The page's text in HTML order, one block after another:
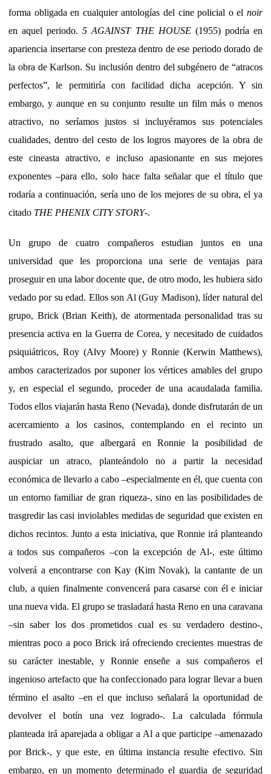
forma obligada en cualquier antologías del cine policial o el noir
en aquel periodo.5 AGAINST THE HOUSE(1955) podría en
apariencia insertarse con presteza dentro de ese periodo dorado de
la obra de Karlson. Su inclusión dentro del subgénero de “atracos
perfectos”, le permitiría con facilidad dicha acepción. Y sin
embargo, y aunque en su conjunto resulte un film más o menos
atractivo, no seríamos justos si incluyéramos sus potenciales
cualidades, dentro del cesto de los logros mayores de la obra de
este cineasta atractivo, e incluso apasionante en sus mejores
exponentes –para ello, solo hace falta señalar que el título que
rodaría a continuación, sería uno de los mejores de su obra, el ya
citado THE PHENIX CITY STORY-.
Un grupo de cuatro compañeros estudian juntos en una
universidad que les proporciona una serie de ventajas para
proseguir en una labor docente que, de otro modo, les hubiera sido
vedado por su edad. Ellos son Al (Guy Madison), líder natural del
grupo, Brick (Brian Keith), de atormentada personalidad tras su
presencia activa en la Guerra de Corea, y necesitado de cuidados
psiquiátricos, Roy (Alvy Moore) y Ronnie (Kerwin Matthews),
ambos caracterizados por suponer los vértices amables del grupo
y, en especial el segundo, proceder de una acaudalada familia.
Todos ellos viajarán hasta Reno (Nevada), donde disfrutarán de un
acercamiento a los casinos, contemplando en el recinto un
frustrado asalto, que albergará en Ronnie la posibilidad de
auspiciar un atraco, planteándolo no a partir la necesidad
económica de llevarlo a cabo –especialmente en él, que cuenta con
un entorno familiar de gran riqueza-, sino en las posibilidades de
trasgredir las casi inviolables medidas de seguridad que existen en
dichos recintos. Junto a esta iniciativa, que Ronnie irá planteando
a todos sus compañeros –con la excepción de Al-, este último
volverá a encontrarse con Kay (Kim Novak), la cantante de un
club, a quien finalmente convencerá para casarse con él e iniciar
una nueva vida. El grupo se trasladará hasta Reno en una caravana
–sin saber los dos prometidos cual es su verdadero destino-,
mientras poco a poco Brick irá ofreciendo crecientes muestras de
su carácter inestable, y Ronnie enseñe a sus compañeros el
ingenioso artefacto que ha confeccionado para lograr llevar a buen
término el asalto –en el que incluso señalará la oportunidad de
devolver el botín una vez logrado-. La calculada fórmula
planteada irá aparejada a obligar a Al a que participe –amenazado
por Brick-, y que este, en última instancia resulte efectivo. Sin
embargo, en un momento determinado el guardia de seguridad